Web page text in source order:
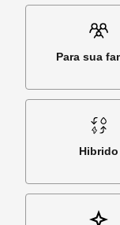
Para sua
Hibrido